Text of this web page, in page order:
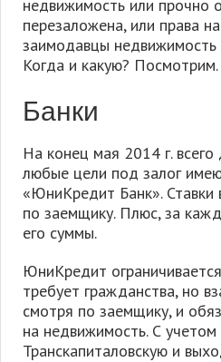
недвижимость или прочно
перезаложена, или права
заимодавцы недвижимость
Когда и какую? Посмотрим.
Банки
На конец мая 2014 г.
любые цели под залог
«ЮниКредит Банк». Ставки
по заемщику. Плюс, за
его суммы.
ЮниКредит
требует гражданства, но
смотря по заемщику, и
на недвижимость. С
Транскапиталовскую и